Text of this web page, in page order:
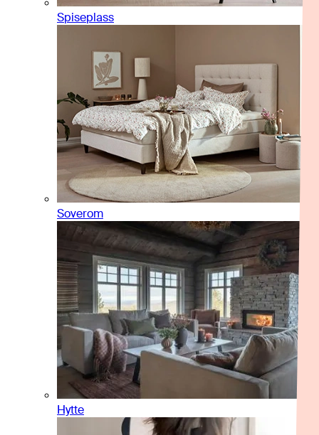
Spiseplass
Soverom
Hytte